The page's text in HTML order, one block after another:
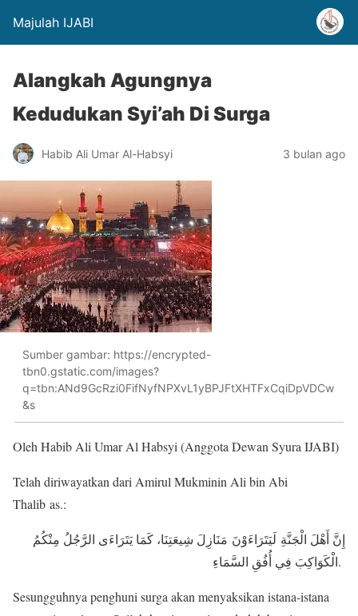
Majulah IJABI
Alangkah Agungnya
Kedudukan Syi’ah Di Surga
Habib Ali Umar Al-Habsyi 3 bulan ago
Sumber gambar: https://encrypted-
tbn0.gstatic.com/images?
q=tbn:ANd9GcRzi0FifNyfNPXvL1yBPJFtXHTFxCqiDpVDCw
&s
Oleh Habib Ali Umar Al Habsyi (Anggota Dewan Syura IJABI)
Telah diriwayatkan dari Amirul Mukminin Ali bin Abi
Thalib as.:
إِنَّ أَهْلَ الْجَنَّةِ لَيَتَرَاءَوْنَ مَنَازِلَ شِيعَتِنَا، كَمَا يَتَرَاءَى الرَّجُلُ مِنْكُمُ
الْكَوَاكِبَ فِي أُفُقِ السَّمَاءِ.
Sesungguhnya penghuni surga akan menyaksikan istana-istana